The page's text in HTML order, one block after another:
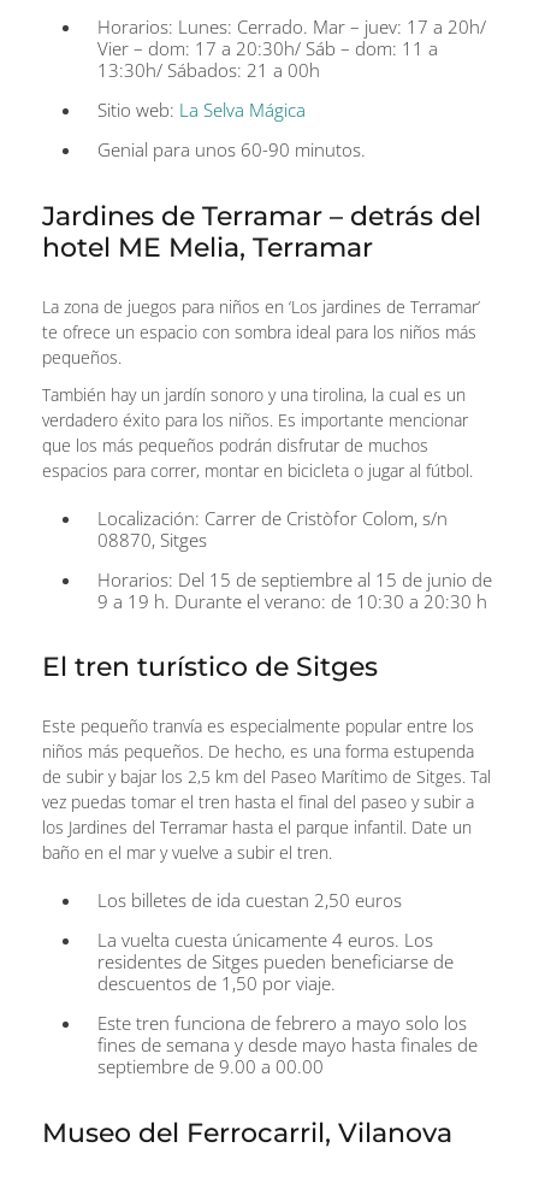
Horarios: Lunes: Cerrado. Mar – juev: 17 a 20h/
Vier – dom: 17 a 20:30h/ Sáb – dom: 11 a
13:30h/ Sábados: 21 a 00h
Sitio web: La Selva Mágica
Genial para unos 60-90 minutos.
Jardines de Terramar – detrás del
hotel ME Melia, Terramar
La zona de juegos para niños en ‘Los jardines de Terramar’
te ofrece un espacio con sombra ideal para los niños más
pequeños.
También hay un jardín sonoro y una tirolina, la cual es un
verdadero éxito para los niños. Es importante mencionar
que los más pequeños podrán disfrutar de muchos
espacios para correr, montar en bicicleta o jugar al fútbol.
Localización: Carrer de Cristòfor Colom, s/n
08870, Sitges
Horarios: Del 15 de septiembre al 15 de junio de
9 a 19 h. Durante el verano: de 10:30 a 20:30 h
El tren turístico de Sitges
Este pequeño tranvía es especialmente popular entre los
niños más pequeños. De hecho, es una forma estupenda
de subir y bajar los 2,5 km del Paseo Marítimo de Sitges. Tal
vez puedas tomar el tren hasta el final del paseo y subir a
los Jardines del Terramar hasta el parque infantil. Date un
baño en el mar y vuelve a subir el tren.
Los billetes de ida cuestan 2,50 euros
La vuelta cuesta únicamente 4 euros. Los
residentes de Sitges pueden beneficiarse de
descuentos de 1,50 por viaje.
Este tren funciona de febrero a mayo solo los
fines de semana y desde mayo hasta finales de
septiembre de 9.00 a 00.00
Museo del Ferrocarril, Vilanova